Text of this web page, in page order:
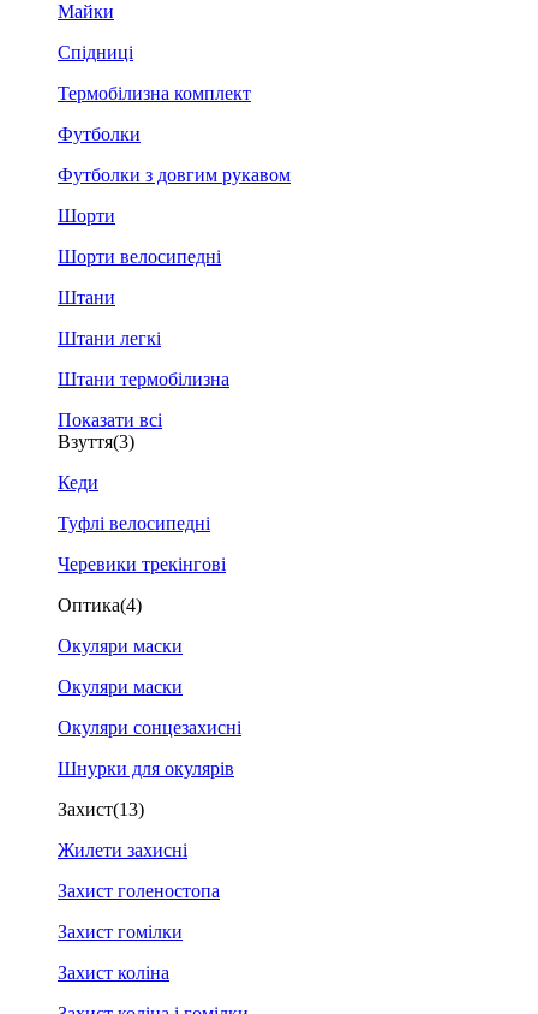
Майки
Спідниці
Термобілизна комплект
Футболки
Футболки з довгим рукавом
Шорти
Шорти велосипедні
Штани
Штани легкі
Штани термобілизна
Показати всі
Взуття(3)
Кеди
Туфлі велосипедні
Черевики трекінгові
Оптика(4)
Окуляри маски
Окуляри маски
Окуляри сонцезахисні
Шнурки для окулярів
Захист(13)
Жилети захисні
Захист голеностопа
Захист гомілки
Захист коліна